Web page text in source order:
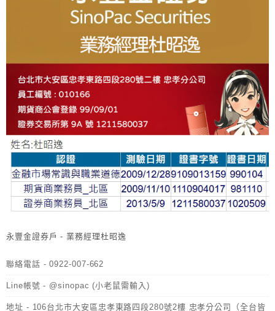
永豐金證券戶 - 業務經理杜昭逸
聯絡電話 - 0922-007-662
Line帳號 - @sinopac (小老鼠需輸入)
地址 - 106台北市大安區忠孝東路四段280號2樓 忠孝分公司（全台皆